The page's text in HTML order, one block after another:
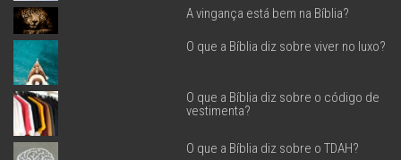
A vingança está bem na Bíblia?
O que a Bíblia diz sobre viver no luxo?
O que a Bíblia diz sobre o código de
vestimenta?
O que a Bíblia diz sobre o TDAH?